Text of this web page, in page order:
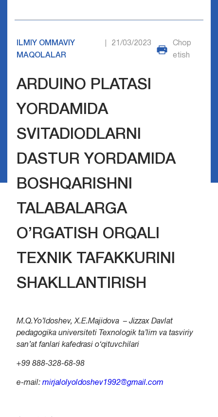
ILMIY OMMAVIY
MAQOLALAR
21/03/2023
Chop
etish
ARDUINO PLATASI
YORDAMIDA
SVITADIODLARNI
DASTUR YORDAMIDA
BOSHQARISHNI
TALABALARGA
O’RGATISH ORQALI
TEXNIK TAFAKKURINI
SHAKLLANTIRISH
M.Q.Yo’ldoshev, X.E.Majidova – Jizzax Davlat
pedagogika universiteti Texnologik ta’lim va tasviriy
san’at fanlari kafedrasi o‘qituvchilari
+99 888-328-68-98
e-mail: mirjalolyoldoshev1992@gmail.com